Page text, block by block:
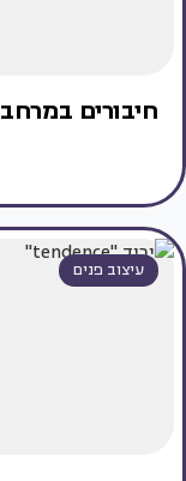
חיבורים במרחב
עיצוב פנים